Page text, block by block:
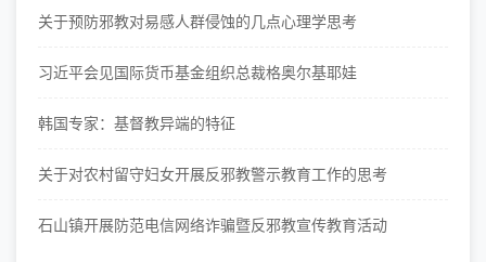
关于预防邪教对易感人群侵蚀的几点心理学思考
习近平会见国际货币基金组织总裁格奥尔基耶娃
韩国专家：基督教异端的特征
关于对农村留守妇女开展反邪教警示教育工作的思考
石山镇开展防范电信网络诈骗暨反邪教宣传教育活动